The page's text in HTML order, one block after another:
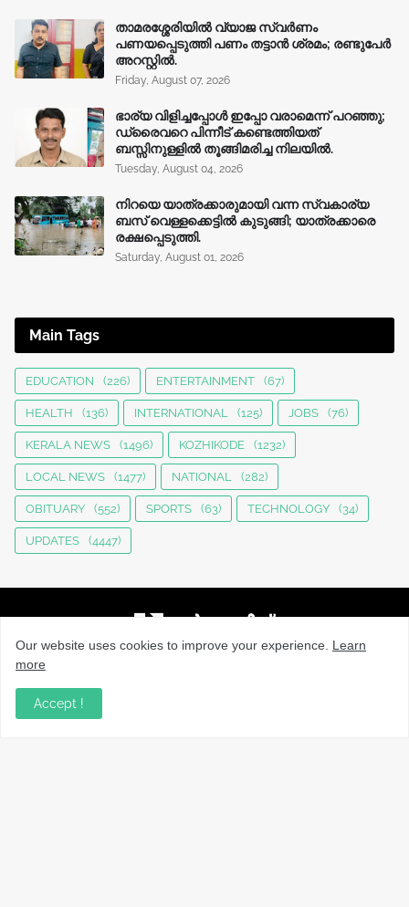
താമരശ്ശേരിയിൽ വ്യാജ സ്വർണം
പണയപ്പെടുത്തി പണം തട്ടാൻ ശ്രമം; രണ്ടുപേർ
അറസ്റ്റിൽ.
Friday, August 07, 2026
ഭാര്യ വിളിച്ചപ്പോള്‍ ഇപ്പോ വരാമെന്ന് പറഞ്ഞു;
ഡ്രൈവറെ പിന്നീട് കണ്ടെത്തിയത്
ബസ്സിനുള്ളില്‍ തൂങ്ങിമരിച്ച നിലയിൽ.
Tuesday, August 04, 2026
നിറയെ യാത്രക്കാരുമായി വന്ന സ്വകാര്യ
ബസ് വെള്ളക്കെട്ടിൽ കുടുങ്ങി; യാത്രക്കാരെ
രക്ഷപ്പെടുത്തി.
Saturday, August 01, 2026
Main Tags
EDUCATION (226) ENTERTAINMENT (67)
HEALTH (136) INTERNATIONAL (125) JOBS (76)
KERALA NEWS (1496) KOZHIKODE (1232)
LOCAL NEWS (1477) NATIONAL (282)
OBITUARY (552) SPORTS (63) TECHNOLOGY (34)
UPDATES (4447)
നാട്ടുവാർത്തകൾ, തൊഴിൽ, വിദ്യാഭ്യാസം, വാണിജ്യം,
ടെക്നോളജി സംബന്ധമായ വാർത്തകൾ, പൊതു/ഗവൺമെൻ്റ്
അറിയിപ്പുകൾ, വിനോദം എന്നിവയും മറ്റും ഉൾക്കൊള്ളുന്ന,
Our website uses cookies to improve your experience. Learn
more
Accept !